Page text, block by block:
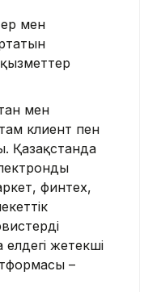
мен
мен
клиент пен
Қазақстанда
финтех,
елдегі жетекші
–